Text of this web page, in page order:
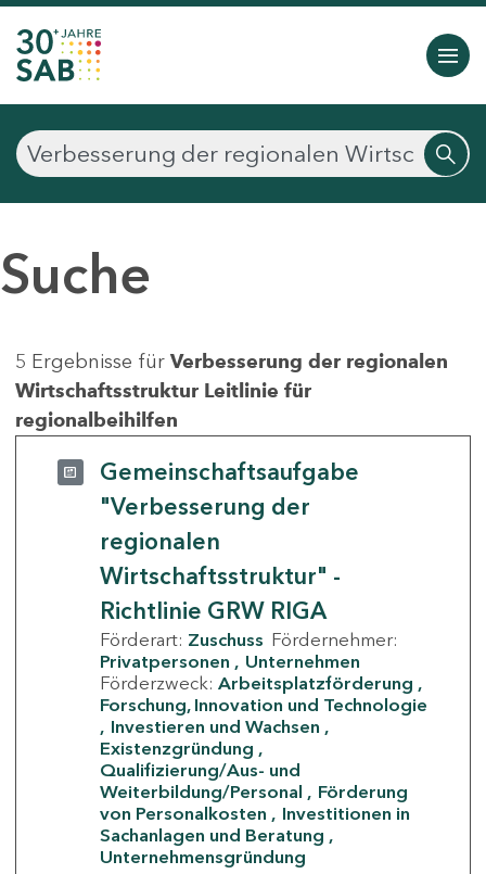
Suche
5 Ergebnisse für Verbesserung der regionalen
Wirtschaftsstruktur Leitlinie für
regionalbeihilfen
Gemeinschaftsaufgabe
"Verbesserung der
regionalen
Wirtschaftsstruktur" -
Richtlinie GRW RIGA
Förderart: Zuschuss Fördernehmer:
Privatpersonen
Unternehmen
Förderzweck: Arbeitsplatzförderung
Forschung, Innovation und Technologie
Investieren und Wachsen
Existenzgründung
Qualifizierung/Aus- und
Weiterbildung/Personal
Förderung
von Personalkosten
Investitionen in
Sachanlagen und Beratung
Unternehmensgründung